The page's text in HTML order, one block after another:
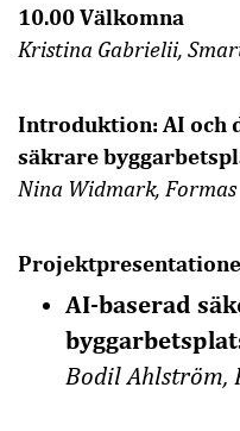
10.00 Välkomna
Kristina Gabrielii,
Introduktion: AI och
säkrare
Nina Widmark, Formas
AI-baserad
Bodil Ahlström,